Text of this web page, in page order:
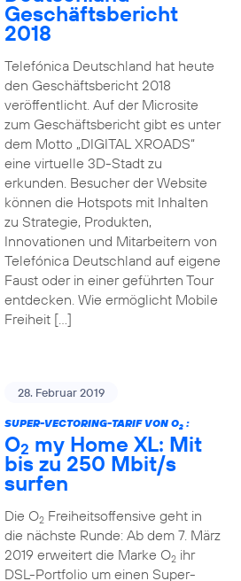
Geschäftsbericht
2018
Telefónica Deutschland hat heute
den Geschäftsbericht 2018
veröffentlicht. Auf der Microsite
zum Geschäftsbericht gibt es unter
dem Motto „DIGITAL XROADS“
eine virtuelle 3D-Stadt zu
erkunden. Besucher der Website
können die Hotspots mit Inhalten
zu Strategie, Produkten,
Innovationen und Mitarbeitern von
Telefónica Deutschland auf eigene
Faust oder in einer geführten Tour
entdecken. Wie ermöglicht Mobile
Freiheit […]
28. Februar 2019
SUPER-VECTORING-TARIF VON O2:
O2 my Home XL: Mit
bis zu 250 Mbit/s
surfen
Die O2Freiheitsoffensive geht in
die nächste Runde: Ab dem 7. März
2019 erweitert die Marke O2ihr
DSL-Portfolio um einen Super-